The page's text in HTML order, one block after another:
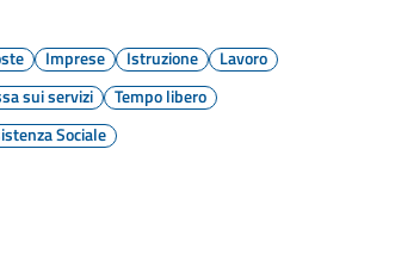
Imprese Istruzione
Lavoro
sui servizi
Tempo libero
Sociale